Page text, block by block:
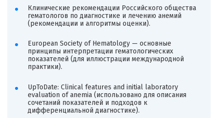
Клинические рекомендации Российского общества
гематологов по диагностике и лечению анемий
(рекомендации и алгоритмы оценки).
European Society of Hematology — основные
принципы интерпретации гематологических
показателей (для иллюстрации международной
практики).
UpToDate: Clinical features and initial laboratory
evaluation of anemia (использовано для описания
сочетаний показателей и подходов к
дифференциальной диагностике).